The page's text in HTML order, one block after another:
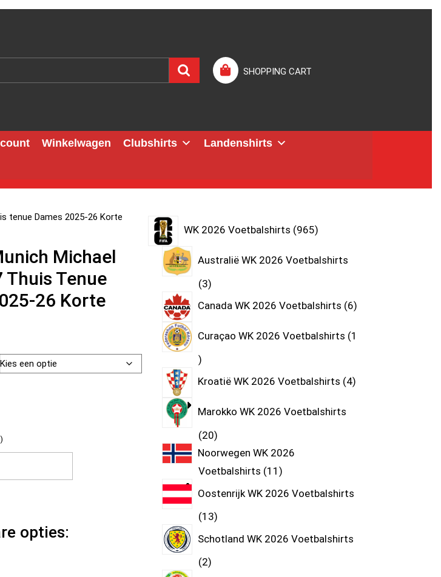
SHOPPING CART
Winkelwagen Clubshirts
Landenshirts
tenue Dames 2025-26 Korte
Michael
Thuis Tenue
26 Korte
)
opties:
WK 2026 Voetbalshirts 965
Australië WK 2026 Voetbalshirts
3
Canada WK 2026 Voetbalshirts 6
Curaçao WK 2026 Voetbalshirts 1
Kroatië WK 2026 Voetbalshirts 4
Marokko WK 2026 Voetbalshirts
20
Noorwegen WK 2026
Voetbalshirts 11
Oostenrijk WK 2026 Voetbalshirts
13
Schotland WK 2026 Voetbalshirts
2